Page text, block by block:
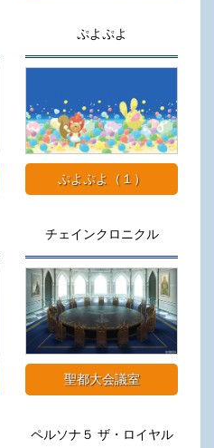
ぷよぷよ
ぷよぷよ（１）
チェインクロニクル
聖都大会議室
ペルソナ５ ザ・ロイヤル